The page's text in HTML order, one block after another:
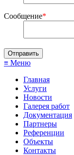
Сообщение*
≡ Меню
Главная
Услуги
Новости
Галерея работ
Документация
Партнеры
Референции
Объекты
Контакты